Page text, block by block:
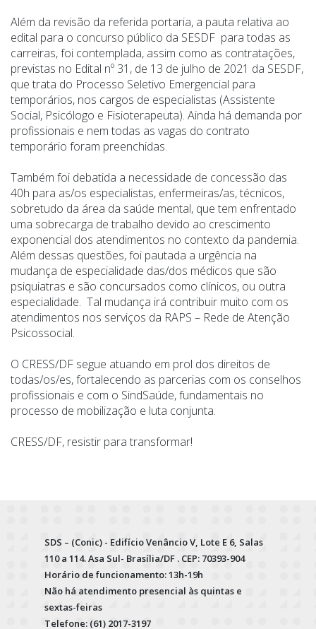
Além da revisão da referida portaria, a pauta relativa ao
edital para o concurso público da SESDF para todas as
carreiras, foi contemplada, assim como as contratações,
previstas no Edital nº 31, de 13 de julho de 2021 da SESDF,
que trata do Processo Seletivo Emergencial para
temporários, nos cargos de especialistas (Assistente
Social, Psicólogo e Fisioterapeuta). Ainda há demanda por
profissionais e nem todas as vagas do contrato
temporário foram preenchidas.
Também foi debatida a necessidade de concessão das
40h para as/os especialistas, enfermeiras/as, técnicos,
sobretudo da área da saúde mental, que tem enfrentado
uma sobrecarga de trabalho devido ao crescimento
exponencial dos atendimentos no contexto da pandemia.
Além dessas questões, foi pautada a urgência na
mudança de especialidade das/dos médicos que são
psiquiatras e são concursados como clínicos, ou outra
especialidade. Tal mudança irá contribuir muito com os
atendimentos nos serviços da RAPS – Rede de Atenção
Psicossocial.
O CRESS/DF segue atuando em prol dos direitos de
todas/os/es, fortalecendo as parcerias com os conselhos
profissionais e com o SindSaúde, fundamentais no
processo de mobilização e luta conjunta.
CRESS/DF, resistir para transformar!
SDS – (Conic) - Edifício Venâncio V, Lote E 6, Salas
110 a 114. Asa Sul- Brasília/DF . CEP: 70393-904
Horário de funcionamento: 13h-19h
Não há atendimento presencial às quintas e
sextas-feiras
Telefone: (61) 2017-3197